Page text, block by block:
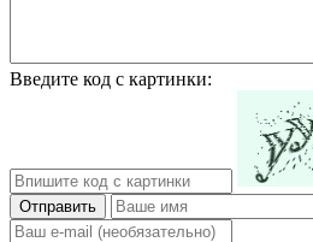
Введите код с картинки:
Отправить